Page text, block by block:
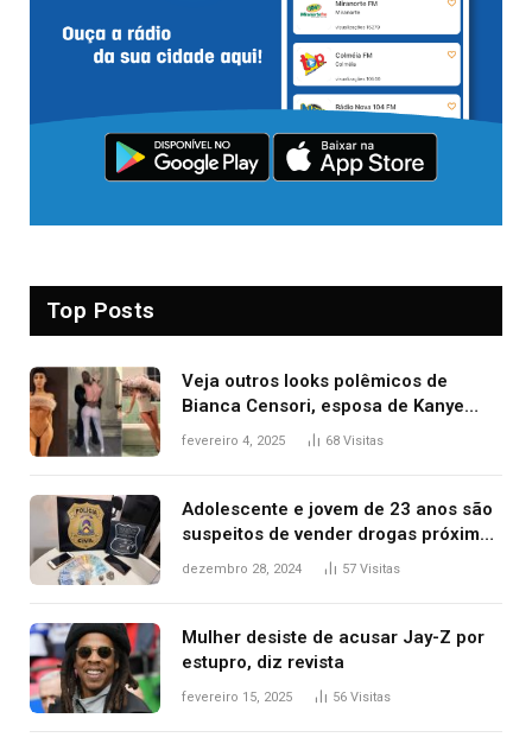
Top Posts
Veja outros looks polêmicos de
Bianca Censori, esposa de Kanye
West que apareceu nua no Grammy
fevereiro 4, 2025 68 Visitas
Adolescente e jovem de 23 anos são
suspeitos de vender drogas próximo
de delegacia e escola, diz polícia
dezembro 28, 2024 57 Visitas
Mulher desiste de acusar Jay-Z por
estupro, diz revista
fevereiro 15, 2025 56 Visitas